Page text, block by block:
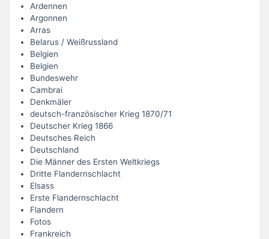
Ardennen
Argonnen
Arras
Belarus / Weißrussland
Belgien
Belgien
Bundeswehr
Cambrai
Denkmäler
deutsch-französischer Krieg 1870/71
Deutscher Krieg 1866
Deutsches Reich
Deutschland
Die Männer des Ersten Weltkriegs
Dritte Flandernschlacht
Elsass
Erste Flandernschlacht
Flandern
Fotos
Frankreich